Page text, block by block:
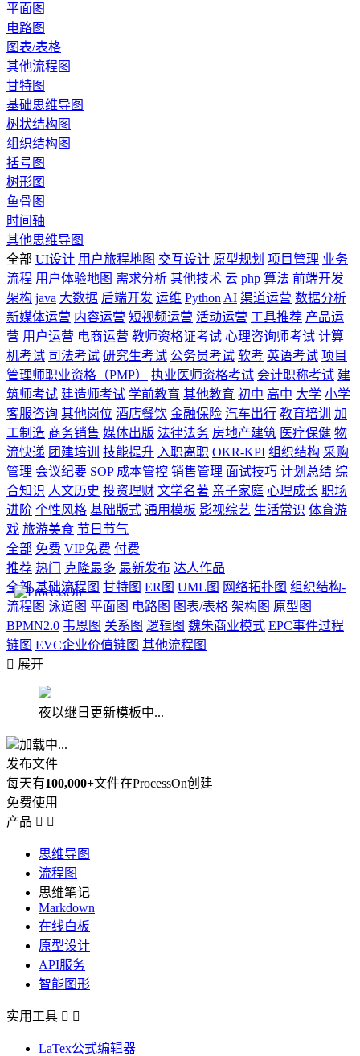
平面图
电路图
图表/表格
其他流程图
甘特图
基础思维导图
树状结构图
组织结构图
括号图
树形图
鱼骨图
时间轴
其他思维导图
全部 UI设计 用户旅程地图 交互设计 原型规划 项目管理 业务
流程 用户体验地图 需求分析 其他技术 云 php 算法 前端开发
架构 java 大数据 后端开发 运维 Python AI 渠道运营 数据分析
新媒体运营 内容运营 短视频运营 活动运营 工具推荐 产品运
营 用户运营 电商运营 教师资格证考试 心理咨询师考试 计算
机考试 司法考试 研究生考试 公务员考试 软考 英语考试 项目
管理师职业资格（PMP）
执业医师资格考试 会计职称考试 建
筑师考试 建造师考试 学前教育 其他教育 初中 高中 大学 小学
客服咨询 其他岗位 酒店餐饮 金融保险 汽车出行 教育培训
加
工制造 商务销售 媒体出版 法律法务 房地产建筑 医疗保健 物
流快递 团建培训 技能提升 入职离职 OKR-KPI 组织结构 采购
管理 会议纪要 SOP 成本管控 销售管理 面试技巧 计划总结 综
合知识 人文历史 投资理财 文学名著 亲子家庭 心理成长 职场
进阶 个性风格 基础版式 通用模板 影视综艺 生活常识 体育游
戏 旅游美食 节日节气
全部 免费 VIP免费 付费
推荐 热门 克隆最多 最新发布 达人作品
全部 基础流程图 甘特图 ER图 UML图 网络拓扑图 组织结构-
流程图 泳道图 平面图 电路图 图表/表格 架构图 原型图
BPMN2.0 韦恩图 关系图 逻辑图 魏朱商业模式 EPC事件过程
链图 EVC企业价值链图 其他流程图
 展开
夜以继日更新模板中...
加载中...
发布文件
每天有100,000+文件在ProcessOn创建
免费使用
产品  
思维导图
流程图
思维笔记
Markdown
在线白板
原型设计
API服务
智能图形
实用工具  
LaTex公式编辑器